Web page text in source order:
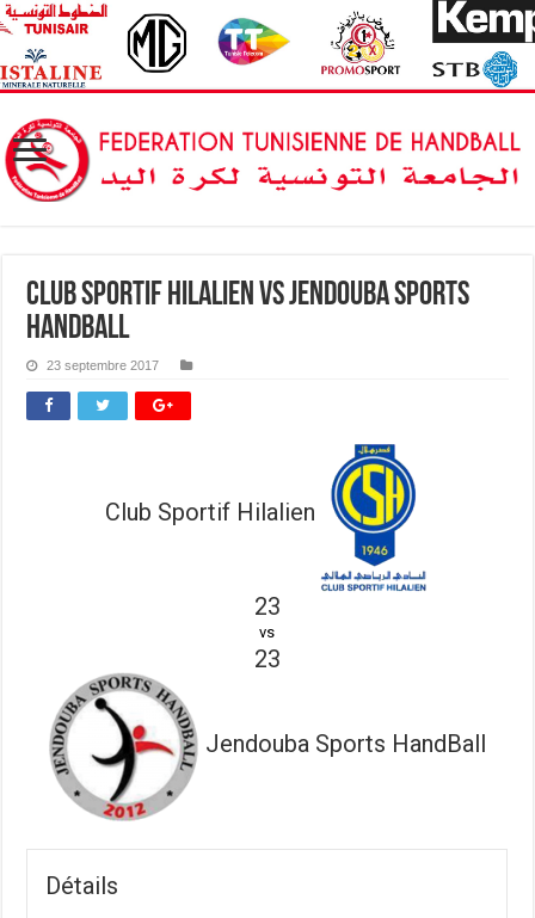
Club Sportif Hilalien vs Jendouba Sports
HandBall
23 septembre 2017
Club Sportif Hilalien
23
vs
23
Jendouba Sports HandBall
Détails